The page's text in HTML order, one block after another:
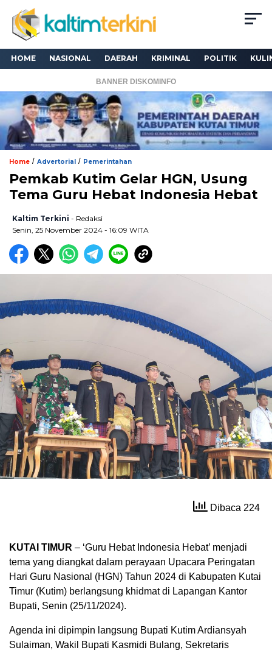
HOME NASIONAL DAERAH KRIMINAL POLITIK
BANNER DISKOMINFO
Home / Advertorial / Pemerintahan
Pemkab Kutim Gelar HGN, Usung
Tema Guru Hebat Indonesia Hebat
Kaltim Terkini - Redaksi
Senin, 25 November 2024 - 16:09 WITA
Dibaca 224
KUTAI TIMUR – ‘Guru Hebat Indonesia Hebat’ menjadi
tema yang diangkat dalam perayaan Upacara Peringatan
Hari Guru Nasional (HGN) Tahun 2024 di Kabupaten Kutai
Timur (Kutim) berlangsung khidmat di Lapangan Kantor
Bupati, Senin (25/11/2024).
Agenda ini dipimpin langsung Bupati Kutim Ardiansyah
Sulaiman, Wakil Bupati Kasmidi Bulang, Sekretaris